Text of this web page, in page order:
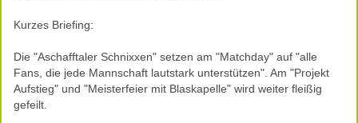
Kurzes Briefing:
Die "Aschafftaler Schnixxen" setzen am "Matchday" auf "alle
Fans, die jede Mannschaft lautstark unterstützen". Am "Projekt
Aufstieg" und "Meisterfeier mit Blaskapelle" wird weiter fleißig
gefeilt.